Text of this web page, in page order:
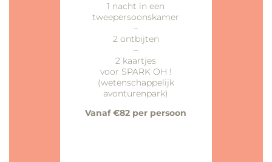
1 nacht in een
tweepersoonskamer
–
2 ontbijten
–
2 kaartjes
voor SPARK OH !
(wetenschappelijk
avonturenpark)
Vanaf €82 per persoon